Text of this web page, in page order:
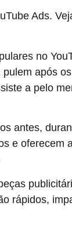
Ads.
no
após
a pelo
antes,
e oferecem
rápidos,